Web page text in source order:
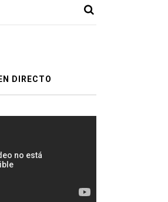
DIRECTO